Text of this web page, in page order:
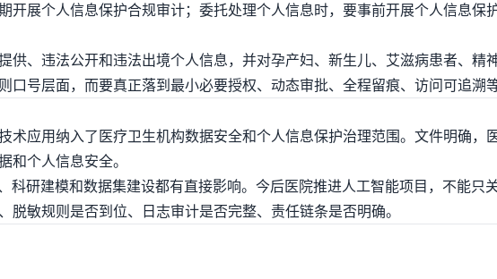
展个人信息保护合规审计；委托处理个人信息时，要事前开展个人信息保
、违法公开和违法出境个人信息，并对孕产妇、新生儿、艾滋病患者、精
号层面，而要真正落到最小必要授权、动态审批、全程留痕、访问可追溯
应用纳入了医疗卫生机构数据安全和个人信息保护治理范围。文件明确，
个人信息安全。
研建模和数据集建设都有直接影响。今后医院推进人工智能项目，不能只
敏规则是否到位、日志审计是否完整、责任链条是否明确。